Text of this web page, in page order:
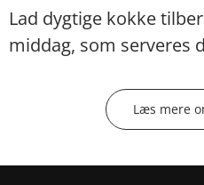
Lad dygtige kokke
middag, som serveres
Læs mere